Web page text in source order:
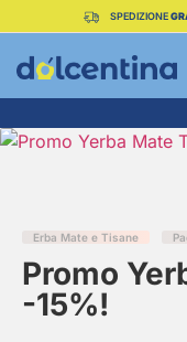
SPEDIZIONE
Erba Mate e Tisane
Promo
-15%!